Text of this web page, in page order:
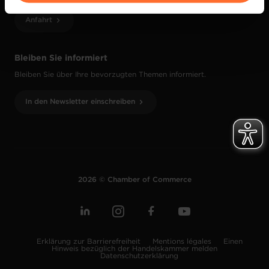
vos données personnelles, vous pouvez consulter notre
Charte d’usage des cookies
Bleiben Sie informiert
Bleiben Sie über Ihre bevorzugten Themen informiert.
In den Newsletter einschreiben
Anfahrt
2026 © Chamber of Commerce
Erklärung zur Barrierefreiheit Mentions légales
Einen
Hinweis bezüglich der Handelskammer melden
Datenschutzerklärung